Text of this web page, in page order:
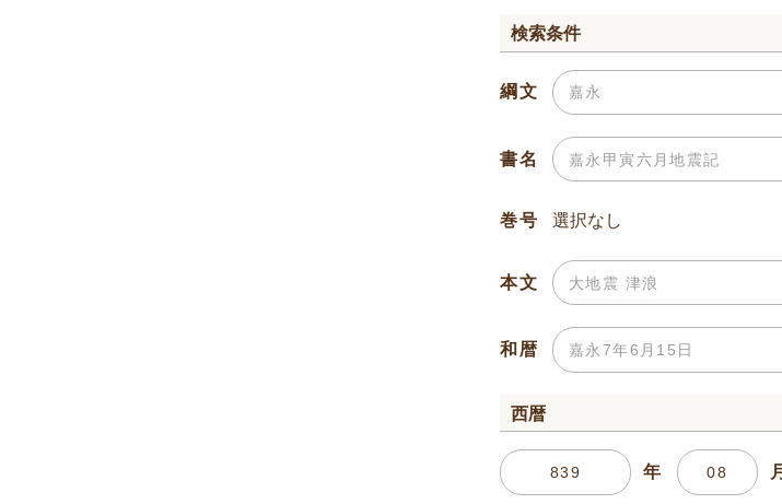
検索条件
綱文
書名
巻号
本文
和暦
西暦
年 月